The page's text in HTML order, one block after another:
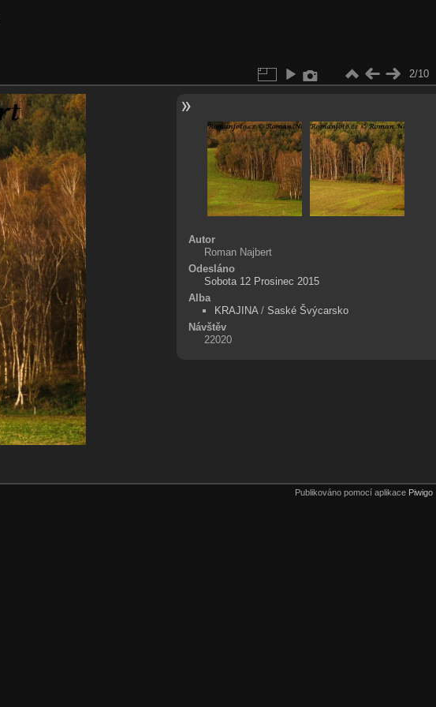
2/10
Autor
Roman Najbert
Odesláno
Sobota 12 Prosinec 2015
Alba
KRAJINA/ Saské Švýcarsko
Návštěv
22020
Publikováno pomocí aplikace Piwigo